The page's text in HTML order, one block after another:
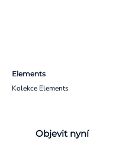
Elements
Kolekce Elements
Objevit nyní